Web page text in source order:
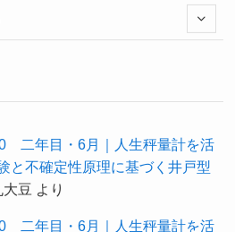
(22)
二年目・6月｜人生秤量計を活
と不確定性原理に基づく井戸型
大豆 より
二年目・6月｜人生秤量計を活